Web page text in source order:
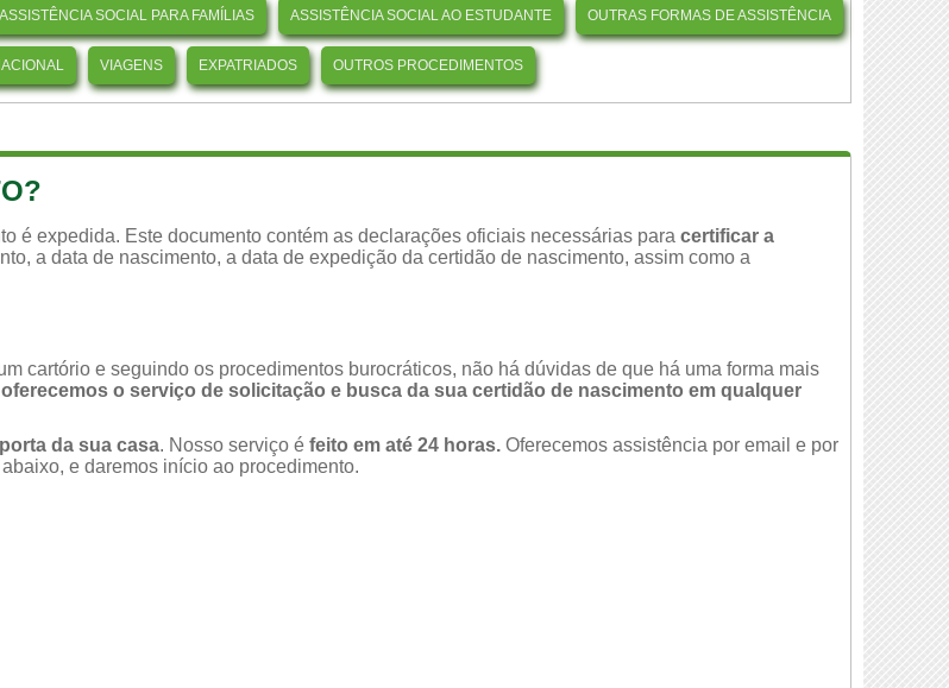
ASSISTÊNCIA SOCIAL PARA FAMÍLIAS ASSISTÊNCIA SOCIAL AO ESTUDANTE OUTRAS FORMAS DE ASSISTÊNCIA
VIAGENS EXPATRIADOS OUTROS PROCEDIMENTOS
é expedida. Este documento contém as declarações oficiais necessárias para certificar a
a data de nascimento, a data de expedição da certidão de nascimento, assim como a
cartório e seguindo os procedimentos burocráticos, não há dúvidas de que há uma forma mais
oferecemos o serviço de solicitação e busca da sua certidão de nascimento em qualquer
da sua casa. Nosso serviço é feito em até 24 horas. Oferecemos assistência por email e por
e daremos início ao procedimento.